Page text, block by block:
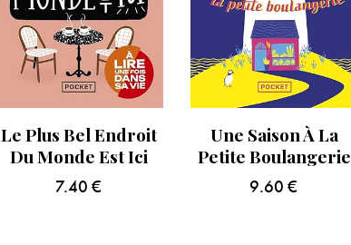
Le Plus Bel Endroit
Du Monde Est Ici
7.40 €
Une Saison À La
Petite Boulangerie
9.60€